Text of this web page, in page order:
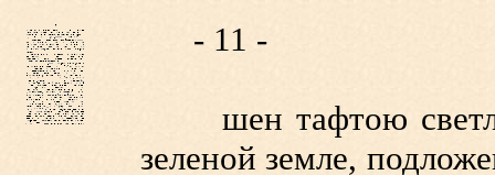
- 11 -
шен тафтою
зеленой земле,